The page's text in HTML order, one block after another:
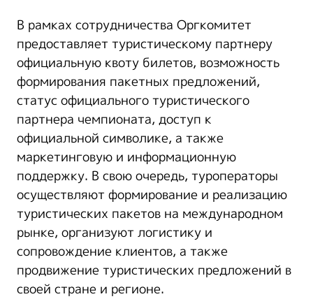
В рамках сотрудничества Оргкомитет
предоставляет туристическому партнеру
официальную квоту билетов, возможность
формирования пакетных предложений,
статус официального туристического
партнера чемпионата, доступ к
официальной символике, а также
маркетинговую и информационную
поддержку. В свою очередь, туроператоры
осуществляют формирование и реализацию
туристических пакетов на международном
рынке, организуют логистику и
сопровождение клиентов, а также
продвижение туристических предложений в
своей стране и регионе.